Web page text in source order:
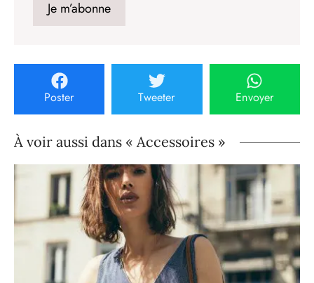
Poster Tweeter Envoyer
À voir aussi dans « Accessoires »